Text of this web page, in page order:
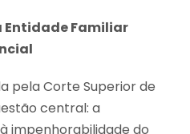
Entidade Familiar
pela Corte Superior de
central: a
impenhorabilidade do